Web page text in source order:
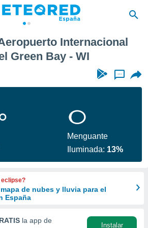
Internacional
Green Bay - WI
...
Menguante
Iluminada: 13%
eclipse?
de nubes y lluvia para el
España
la app de
Instalar